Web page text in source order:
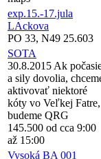
exp.15.-17.jula
LAckova
PO 33, N49 25.603
SOTA
30.8.2015 Ak
a sily dovolia,
aktivovať niektoré
kóty vo Veľkej Fatre,
budeme QRG
145.500 od cca 9:00
až 15:00
Vysoká BA 001